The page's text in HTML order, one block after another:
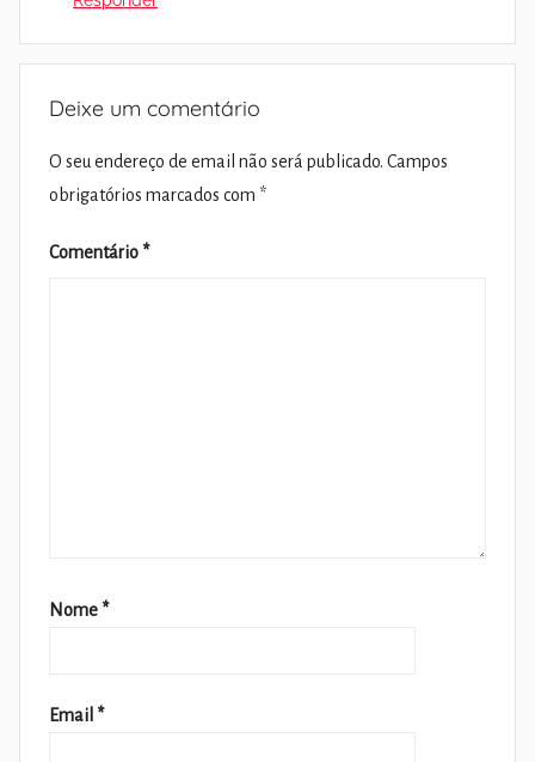
Deixe um comentário
O seu endereço de email não será publicado. Campos
obrigatórios marcados com *
Comentário *
Nome *
Email *